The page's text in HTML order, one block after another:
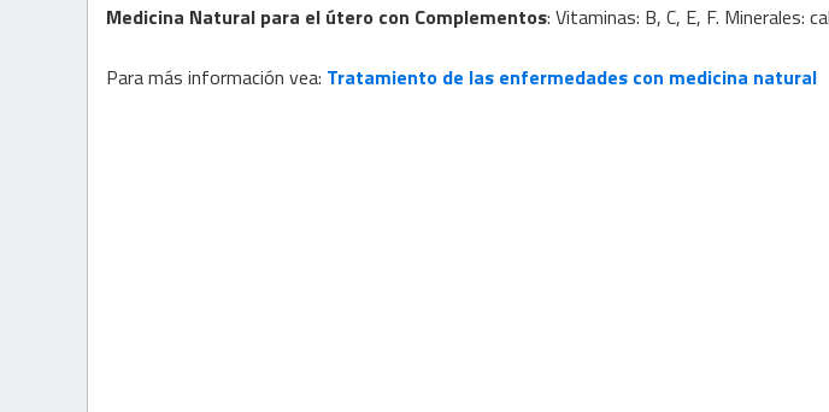
Medicina Natural para el útero con Complementos: Vitaminas: B, C, E, F. Minerales:
Para más información vea: Tratamiento de las enfermedades con medicina natural